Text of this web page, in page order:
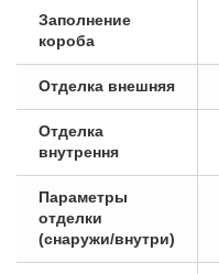
Заполнение
короба
Отделка внешняя
Отделка
внутрення
Параметры
отделки
(снаружи/внутри)